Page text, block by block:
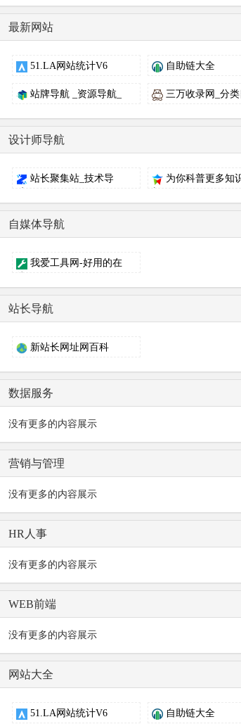
最新网站
51.LA网站统计V6 自助链大全
站牌导航 _资源导航_
三万收录网_分
设计师导航
站长聚集站_技术导
为你科普更多知
自媒体导航
我爱工具网-好用的在
站长导航
新站长网址网百科
数据服务
没有更多的内容展示
营销与管理
没有更多的内容展示
HR人事
没有更多的内容展示
WEB前端
没有更多的内容展示
网站大全
51.LA网站统计V6 自助链大全